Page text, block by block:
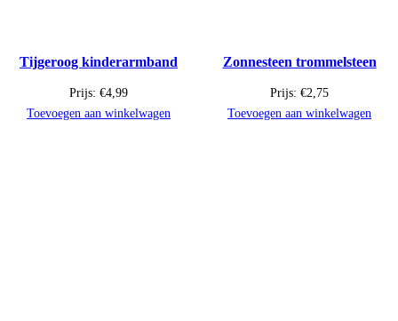
Tijgeroog kinderarmband
Prijs: €4,99
Toevoegen aan winkelwagen
Zonnesteen trommelsteen
Prijs: €2,75
Toevoegen aan winkelwagen